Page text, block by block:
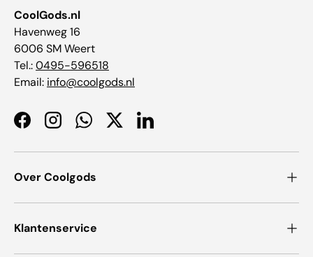
CoolGods.nl
Havenweg 16
6006 SM Weert
Tel.:0495-596518
Email: info@coolgods.nl
FacebookInstagramWhatsApp
TwitterLinkedIn
Over Coolgods
Klantenservice